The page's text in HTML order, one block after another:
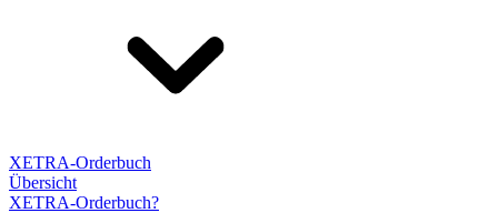
XETRA-Orderbuch
Übersicht
XETRA-Orderbuch?